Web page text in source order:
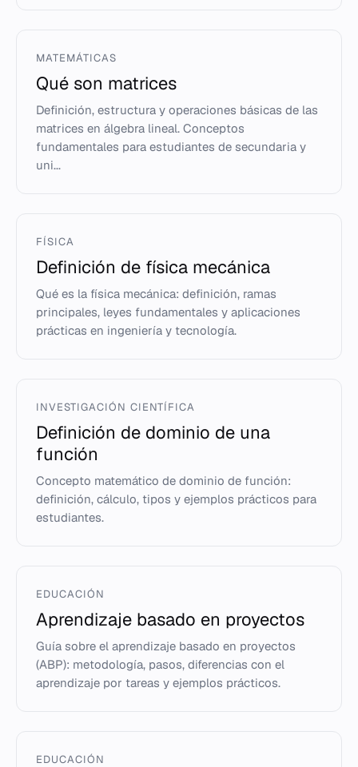
MATEMÁTICAS
Qué son matrices
Definición, estructura y operaciones básicas de las
matrices en álgebra lineal. Conceptos
fundamentales para estudiantes de secundaria y
uni...
FÍSICA
Definición de física mecánica
Qué es la física mecánica: definición, ramas
principales, leyes fundamentales y aplicaciones
prácticas en ingeniería y tecnología.
INVESTIGACIÓN CIENTÍFICA
Definición de dominio de una
función
Concepto matemático de dominio de función:
definición, cálculo, tipos y ejemplos prácticos para
estudiantes.
EDUCACIÓN
Aprendizaje basado en proyectos
Guía sobre el aprendizaje basado en proyectos
(ABP): metodología, pasos, diferencias con el
aprendizaje por tareas y ejemplos prácticos.
EDUCACIÓN